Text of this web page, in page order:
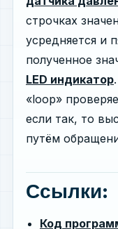
строчках
усредняется и
полученное
LED индикатор
«loop»
если так, то
путём
Ссылки:
Код